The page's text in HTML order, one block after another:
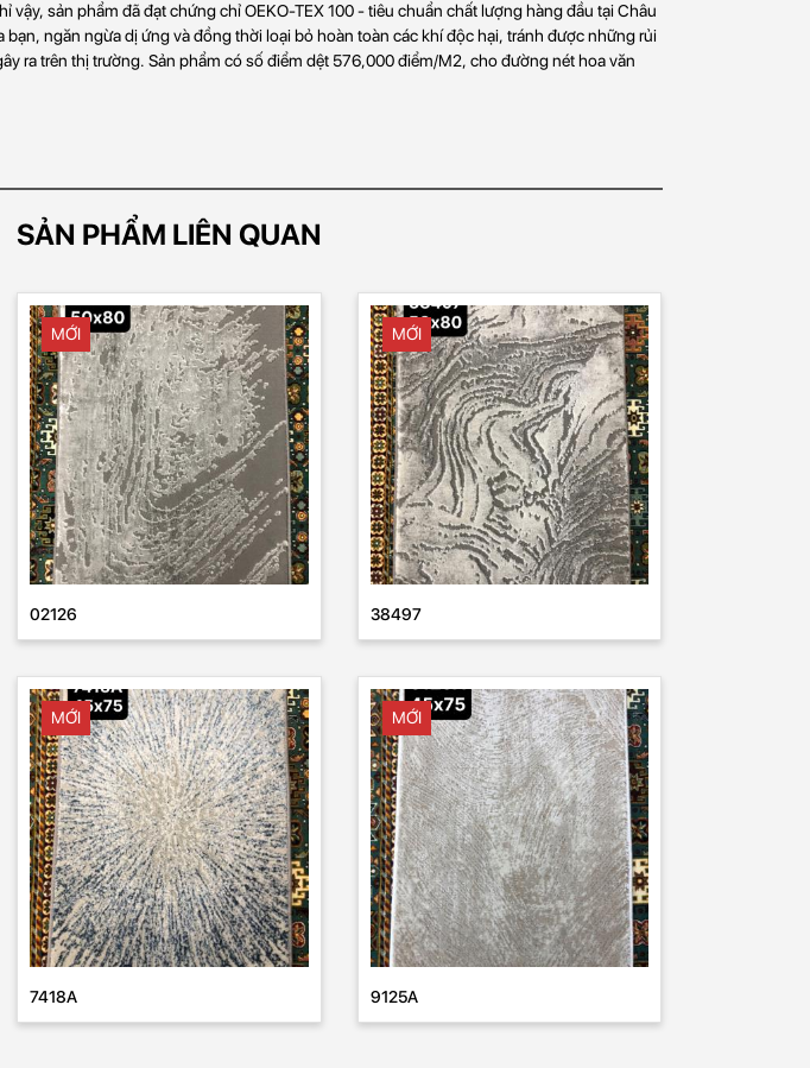
vậy, sản phẩm đã đạt chứng chỉ OEKO-TEX 100 - tiêu chuẩn chất lượng hàng đầu tại Châu
ngăn ngừa dị ứng và đồng thời loại bỏ hoàn toàn các khí độc hại, tránh được những rủi
ra trên thị trường. Sản phẩm có số điểm dệt 576,000 điểm/M2, cho đường nét hoa văn
SẢN PHẨM LIÊN QUAN
MỚI
02126
MỚI
38497
MỚI
7418A
MỚI
9125A